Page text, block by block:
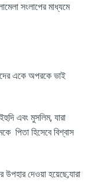
সংলাপের মাধ্যমে
একে অপরকে ভাই
এবং মুসলিম, যারা
পিতা হিসেবে বিশ্বাস
উপহার দেওয়া হয়েছে;যারা